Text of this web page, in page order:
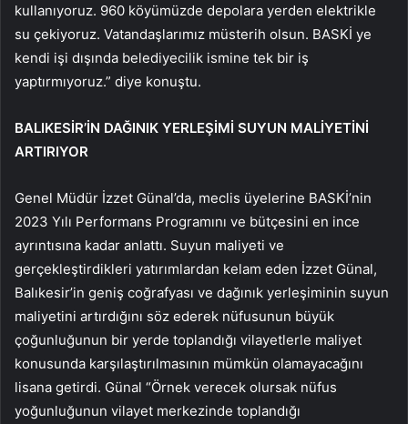
kullanıyoruz. 960 köyümüzde depolara yerden elektrikle
su çekiyoruz. Vatandaşlarımız müsterih olsun. BASKİ ye
kendi işi dışında belediyecilik ismine tek bir iş
yaptırmıyoruz.” diye konuştu.
BALIKESİR’İN DAĞINIK YERLEŞİMİ SUYUN MALİYETİNİ
ARTIRIYOR
Genel Müdür İzzet Günal’da, meclis üyelerine BASKİ’nin
2023 Yılı Performans Programını ve bütçesini en ince
ayrıntısına kadar anlattı. Suyun maliyeti ve
gerçekleştirdikleri yatırımlardan kelam eden İzzet Günal,
Balıkesir’in geniş coğrafyası ve dağınık yerleşiminin suyun
maliyetini artırdığını söz ederek nüfusunun büyük
çoğunluğunun bir yerde toplandığı vilayetlerle maliyet
konusunda karşılaştırılmasının mümkün olamayacağını
lisana getirdi. Günal “Örnek verecek olursak nüfus
yoğunluğunun vilayet merkezinde toplandığı